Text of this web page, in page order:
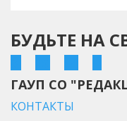
БУДЬТЕ НА
ГАУП СО
КОНТАКТЫ